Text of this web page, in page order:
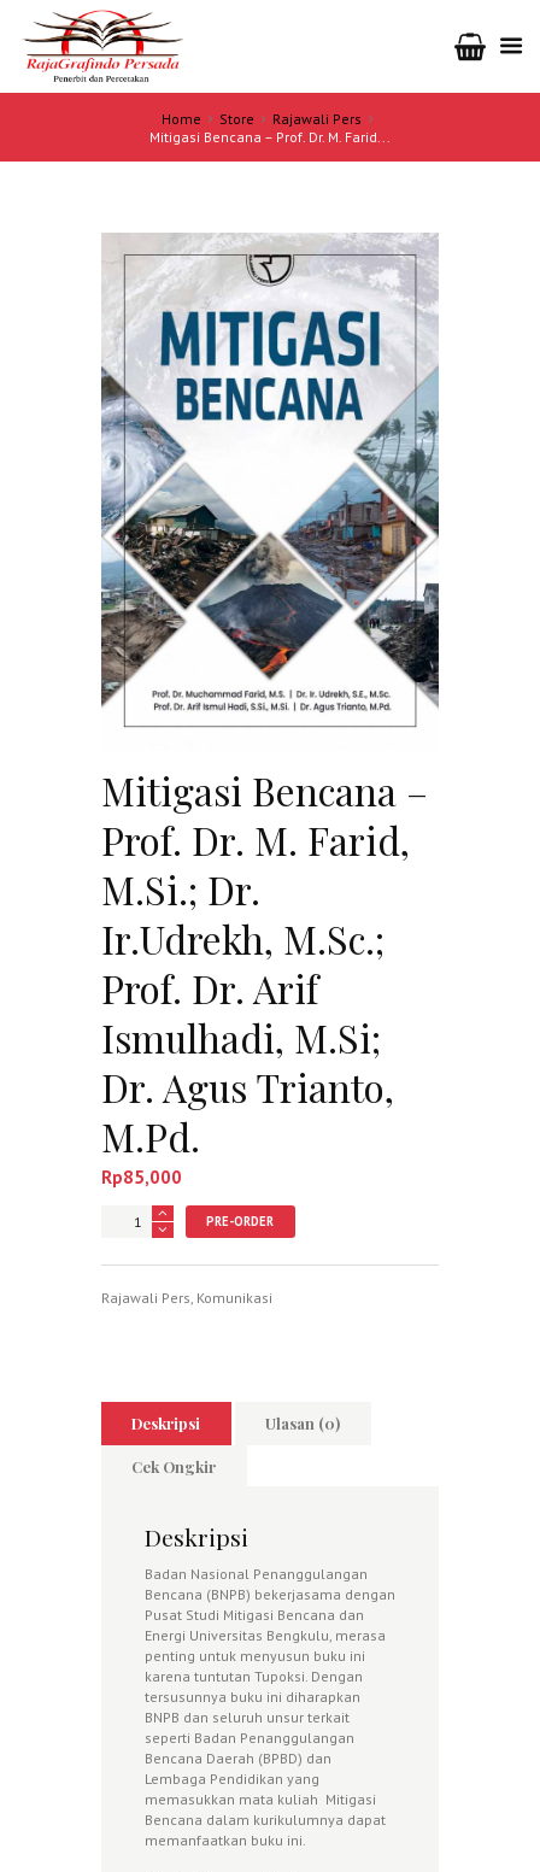
Home Store
Rajawali Pers
Mitigasi Bencana – Prof. Dr. M. Farid...
Mitigasi Bencana –
Prof. Dr. M. Farid,
M.Si.; Dr.
Ir.Udrekh, M.Sc.;
Prof. Dr. Arif
Ismulhadi, M.Si;
Dr. Agus Trianto,
M.Pd.
Rp85,000
Jumlah PRE-ORDER
Rajawali Pers Komunikasi
Deskripsi Ulasan (0)
Cek Ongkir
Deskripsi
Badan Nasional Penanggulangan
Bencana (BNPB) bekerjasama dengan
Pusat Studi Mitigasi Bencana dan
Energi Universitas Bengkulu, merasa
penting untuk menyusun buku ini
karena tuntutan Tupoksi. Dengan
tersusunnya buku ini diharapkan
BNPB dan seluruh unsur terkait
seperti Badan Penanggulangan
Bencana Daerah (BPBD) dan
Lembaga Pendidikan yang
memasukkan mata kuliah Mitigasi
Bencana dalam kurikulumnya dapat
memanfaatkan buku ini.